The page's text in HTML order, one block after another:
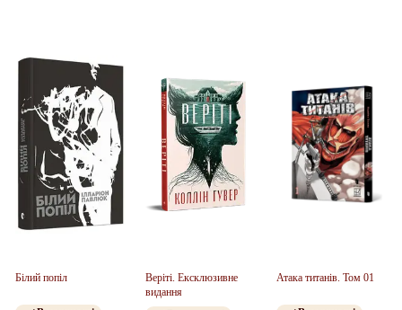
Білий попіл
Веріті. Ексклюзивне
видання
Атака титанів. Том 01